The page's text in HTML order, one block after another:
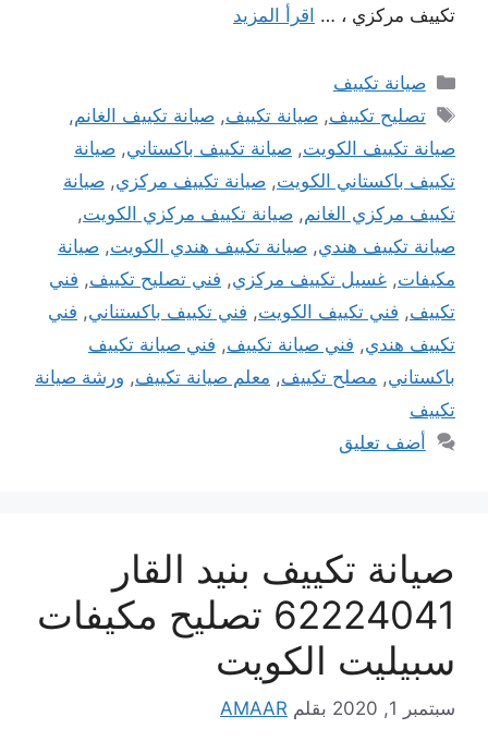
تكييف مركزي ، … اقرأ المزيد
التصنيفات
صيانة تكييف
الوسوم
تصليح تكييف,صيانة تكييف,صيانة تكييف الغانم,
صيانة تكييف الكويت, صيانة تكييف باكستاني, صيانة
تكييف باكستاني الكويت, صيانة تكييف مركزي, صيانة
تكييف مركزي الغانم, صيانة تكييف مركزي الكويت,
صيانة تكييف هندي, صيانة تكييف هندي الكويت, صيانة
مكيفات, غسيل تكييف مركزي, فني تصليح تكييف, فني
تكييف, فني تكييف الكويت, فني تكييف باكستناني, فني
تكييف هندي, فني صيانة تكييف, فني صيانة تكييف
باكستاني, مصلح تكييف, معلم صيانة تكييف, ورشة صيانة
تكييف
أضف تعليق
صيانة تكييف بنيد القار
62224041 تصليح مكيفات
سبيليت الكويت
سبتمبر 1, 2020 بقلم AMAAR